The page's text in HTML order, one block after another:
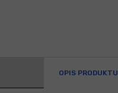
OPIS PRODUKTU